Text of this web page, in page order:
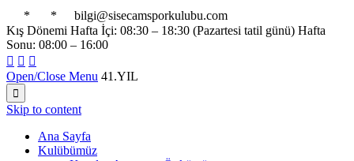
* *
bilgi@sisecamsporkulubu.com
Kış Dönemi Hafta İçi: 08:30 – 18:30 (Pazartesi tatil günü) Hafta
Sonu: 08:00 – 16:00
  
Open/Close Menu 41.YIL

Skip to content
Ana Sayfa
Kulübümüz